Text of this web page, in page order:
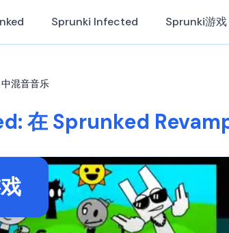
Sprunki Infected Sprunki游戏
混音音乐
在 Sprunked